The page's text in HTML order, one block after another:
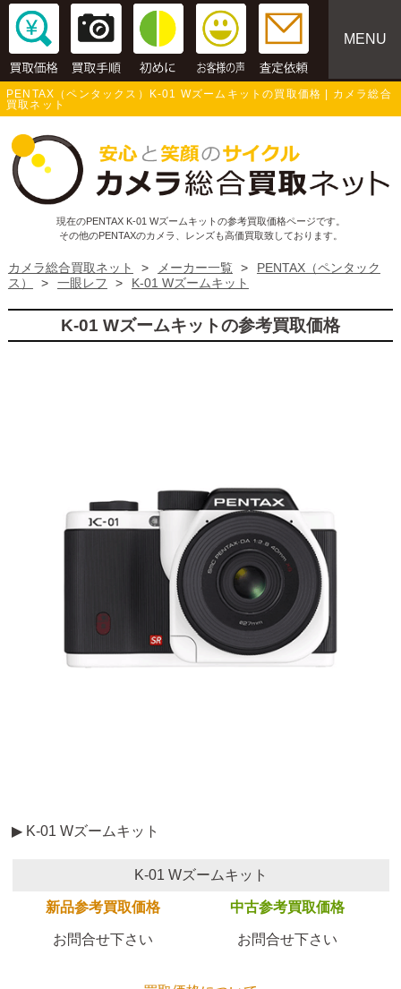
MENU
PENTAX（ペンタックス）K-01 Wズームキットの買取価格 | カメラ総合
買取ネット
現在のPENTAX K-01 Wズームキットの参考買取価格ページです。
その他のPENTAXのカメラ、レンズも高価買取致しております。
カメラ総合買取ネット > メーカー一覧 >
PENTAX（ペンタック
ス）
> 一眼レフ > K-01 Wズームキット
K-01 Wズームキットの参考買取価格
▶ K-01 Wズームキット
K-01 Wズームキット
新品参考買取価格 中古参考買取価格
お問合せ下さい お問合せ下さい